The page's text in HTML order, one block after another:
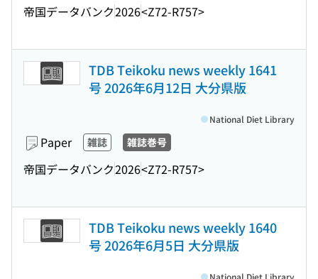
帝国データバンク2026<Z72-R757>
TDB Teikoku news weekly 1641
号 2026年6月12日 大分県版
Paper 雑誌 雑誌巻号
帝国データバンク2026<Z72-R757>
National Diet Library
TDB Teikoku news weekly 1640
号 2026年6月5日 大分県版
National Diet Library